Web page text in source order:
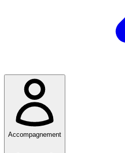
Accompagnement